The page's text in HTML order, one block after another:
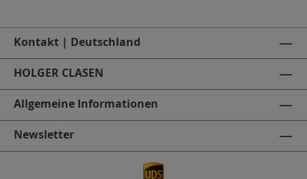
Kontakt | Deutschland
HOLGER CLASEN
Allgemeine Informationen
Newsletter